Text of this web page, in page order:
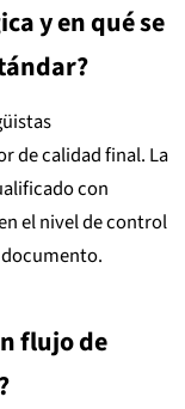
y en qué se
de calidad final. La
con
el nivel de control
flujo de